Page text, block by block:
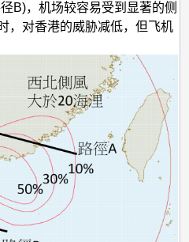
B)，机场较容易受到显著的侧
，对香港的威胁减低，但飞机